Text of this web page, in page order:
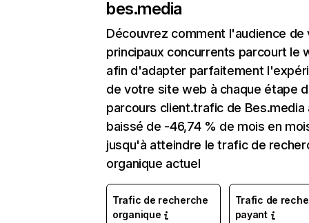
bes.media
Découvrez comment l'audience de
principaux concurrents parcourt le
afin d'adapter parfaitement
de votre site web à chaque étape
parcours client.trafic de Bes.media
baissé de -46,74 % de mois en
jusqu'à atteindre le trafic de
organique actuel
Trafic de recherche
organique
Trafic de
payant